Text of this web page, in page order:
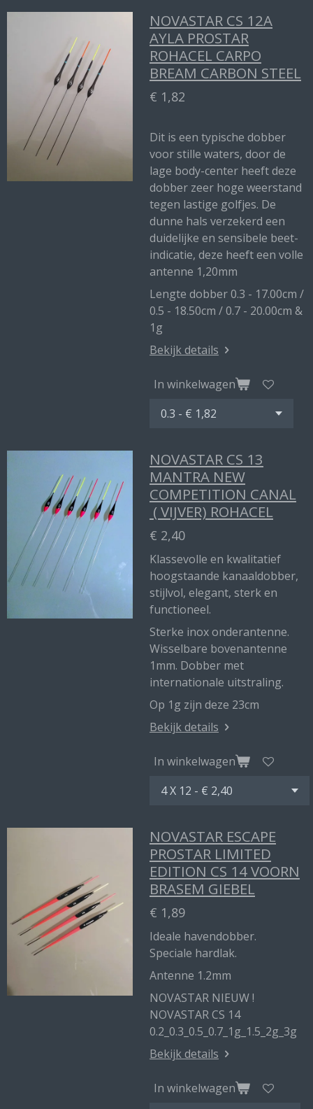
NOVASTAR CS 12A
AYLA PROSTAR
ROHACEL CARPO
BREAM CARBON STEEL
€ 1,82
Dit is een typische dobber
voor stille waters, door de
lage body-center heeft deze
dobber zeer hoge weerstand
tegen lastige golfjes. De
dunne hals verzekerd een
duidelijke en sensibele beet-
indicatie, deze heeft een volle
antenne 1,20mm
Lengte dobber 0.3 - 17.00cm /
0.5 - 18.50cm / 0.7 - 20.00cm &
1g
Bekijk details
In winkelwagen
NOVASTAR CS 13
MANTRA NEW
COMPETITION CANAL
( VIJVER) ROHACEL
€ 2,40
Klassevolle en kwalitatief
hoogstaande kanaaldobber,
stijlvol, elegant, sterk en
functioneel.
Sterke inox onderantenne.
Wisselbare bovenantenne
1mm. Dobber met
internationale uitstraling.
Op 1g zijn deze 23cm
Bekijk details
In winkelwagen
NOVASTAR ESCAPE
PROSTAR LIMITED
EDITION CS 14 VOORN
BRASEM GIEBEL
€ 1,89
Ideale havendobber.
Speciale hardlak.
Antenne 1.2mm
NOVASTAR NIEUW !
NOVASTAR CS 14
0.2_0.3_0.5_0.7_1g_1.5_2g_3g
Bekijk details
In winkelwagen